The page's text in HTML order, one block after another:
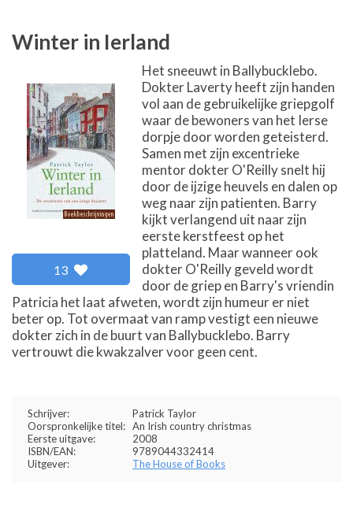
Winter in Ierland
13
Het sneeuwt in Ballybucklebo.
Dokter Laverty heeft zijn handen
vol aan de gebruikelijke griepgolf
waar de bewoners van het Ierse
dorpje door worden geteisterd.
Samen met zijn excentrieke
mentor dokter O'Reilly snelt hij
door de ijzige heuvels en dalen op
weg naar zijn patienten. Barry
kijkt verlangend uit naar zijn
eerste kerstfeest op het
platteland. Maar wanneer ook
dokter O'Reilly geveld wordt
door de griep en Barry's vriendin
Patricia het laat afweten, wordt zijn humeur er niet
beter op. Tot overmaat van ramp vestigt een nieuwe
dokter zich in de buurt van Ballybucklebo. Barry
vertrouwt die kwakzalver voor geen cent.
Schrijver:
Patrick Taylor
Oorspronkelijke titel: An Irish country christmas
Eerste uitgave:
2008
ISBN/EAN:
9789044332414
Uitgever:
The House of Books